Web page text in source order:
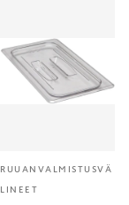
RUUANVALMISTUSVÄ
LINEET